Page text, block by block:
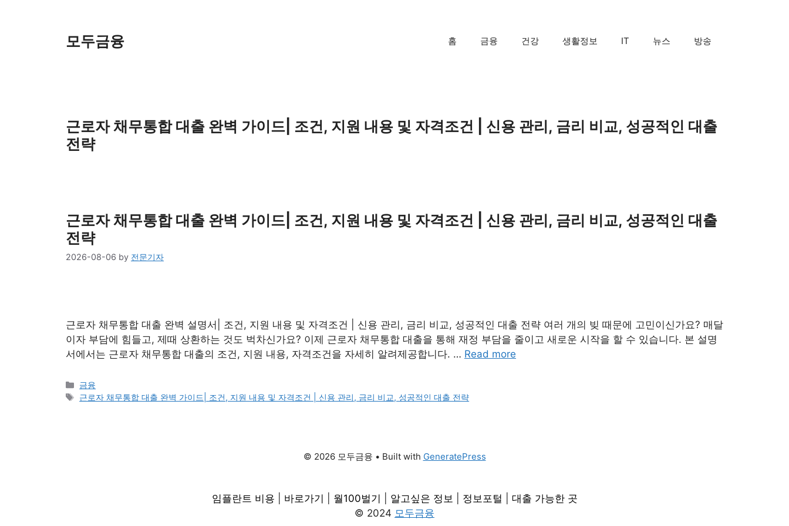
모두금융 홈 금융 건강 생활정보 IT 뉴스 방송
근로자 채무통합 대출 완벽 가이드| 조건, 지원 내용 및 자격조건 | 신용 관리, 금리 비교, 성공적인 대출
전략
근로자 채무통합 대출 완벽 가이드| 조건, 지원 내용 및 자격조건 | 신용 관리, 금리 비교, 성공적인 대출
전략
2026-08-06 by 전문기자
근로자 채무통합 대출 완벽 설명서| 조건, 지원 내용 및 자격조건 | 신용 관리, 금리 비교, 성공적인 대출 전략 여러 개의 빚 때문에 고민이신가요? 매달
이자 부담에 힘들고, 제때 상환하는 것도 벅차신가요? 이제 근로자 채무통합 대출을 통해 재정 부담을 줄이고 새로운 시작을 할 수 있습니다. 본 설명
서에서는 근로자 채무통합 대출의 조건, 지원 내용, 자격조건을 자세히 알려제공합니다. … Read more
Categories
금융
Tags
근로자 채무통합 대출 완벽 가이드| 조건, 지원 내용 및 자격조건 | 신용 관리, 금리 비교, 성공적인 대출 전략
© 2026 모두금융 • Built with GeneratePress
임플란트 비용 바로가기 월100벌기 알고싶은 정보 정보포털
대출 가능한 곳
© 2024 모두금융